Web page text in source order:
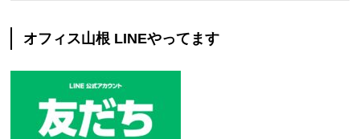
オフィス山根 LINEやってます